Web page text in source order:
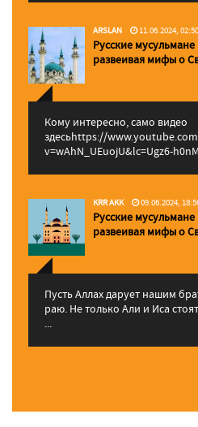
ARSLAN 11.06.2024, 02:50
Русские
pазвеивая мифы о
Кому интересно, само видео
здесьhttps://
v=wAhN_UEuojU&lc=Ugz6-
KRR AKK 09.06.2024,
Русские
pазвеивая мифы о
Пусть Аллах дарует нашим
раю. Не только Али и Иса
...